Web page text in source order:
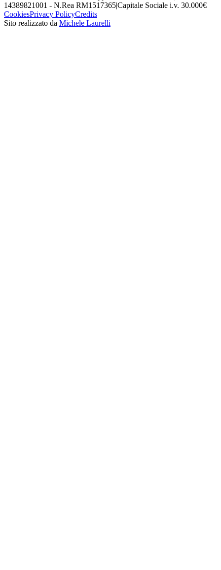
14389821001 - N.Rea RM1517365|Capitale Sociale i.v. 30.000€
CookiesPrivacy PolicyCredits
Sito realizzato da Michele Laurelli